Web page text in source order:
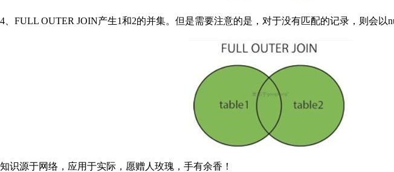
4、FULL OUTER JOIN产生1和2的并集。但是需要注意的是，对于没有匹配的记录，则会以
知识源于网络，应用于实际，愿赠人玫瑰，手有余香！